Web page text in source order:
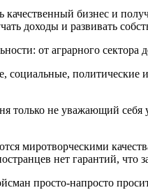
качественный бизнес и
доходы и развивать
от аграрного сектора
политические
не уважающий
миротворческими
нет гарантий, что
просто-напросто